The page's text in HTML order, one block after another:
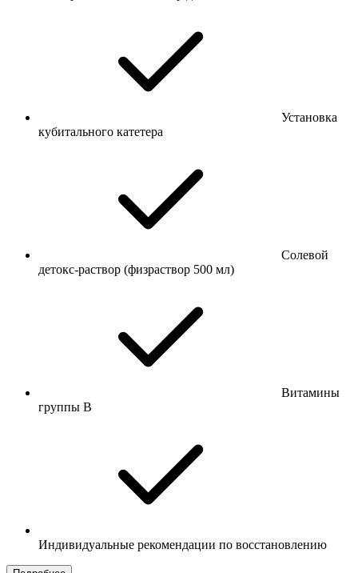
Установка
кубитального катетера
Солевой
детокс-раствор (физраствор 500 мл)
Витамины
группы B
Индивидуальные рекомендации по восстановлению